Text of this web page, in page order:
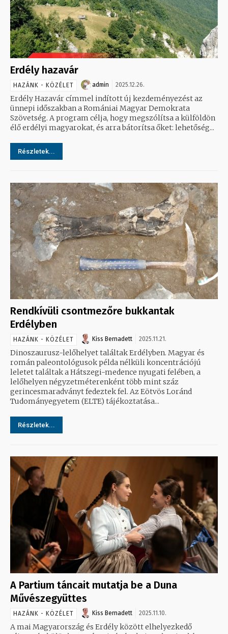
Erdély hazavár
HAZÁNK - KÖZÉLET admin 2025.12.26.
Erdély Hazavár címmel indított új kezdeményezést az
ünnepi időszakban a Romániai Magyar Demokrata
Szövetség. A program célja, hogy megszólítsa a külföldön
élő erdélyi magyarokat, és arra bátorítsa őket: lehetőség...
Részletek...
Rendkívüli csontmezőre bukkantak
Erdélyben
HAZÁNK - KÖZÉLET Kiss Bernadett 2025.11.21.
Dinoszaurusz-lelőhelyet találtak Erdélyben. Magyar és
román paleontológusok példa nélküli koncentrációjú
leletet találtak a Hátszegi-medence nyugati felében, a
lelőhelyen négyzetméterenként több mint száz
gerincesmaradványt fedeztek fel. Az Eötvös Loránd
Tudományegyetem (ELTE) tájékoztatása...
Részletek...
A Partium táncait mutatja be a Duna
Művészegyüttes
HAZÁNK - KÖZÉLET Kiss Bernadett 2025.11.10.
A mai Magyarország és Erdély között elhelyezkedő